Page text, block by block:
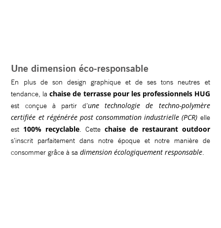
Une dimension éco-responsable
En plus de son design graphique et de ses tons neutres et
tendance, lachaise de terrasse pour les professionnels HUG
est conçue à partir d’une technologie de techno-polymère
certifiée et régénérée post consommation industrielle (PCR) elle
est 100% recyclable. Cette chaise de restaurant outdoor
s’inscrit parfaitement dans notre époque et notre manière de
consommer grâce à sadimension écologiquement responsable.